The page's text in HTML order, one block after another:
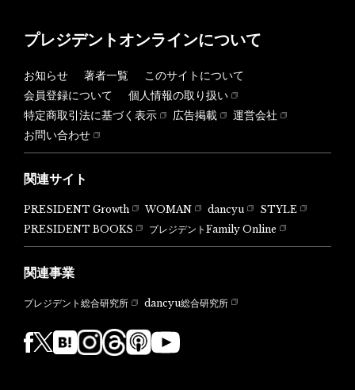
プレジデントオンラインについて
お知らせ 著者一覧
このサイトについて
会員登録について
個人情報の取り扱い
特定商取引法に基づく表示
広告掲載
運営会社
お問い合わせ
関連サイト
PRESIDENT Growth WOMAN dancyu
STYLE
PRESIDENT BOOKS
プレジデントFamily Online
関連事業
プレジデント総合研究所 dancyu総合研究所